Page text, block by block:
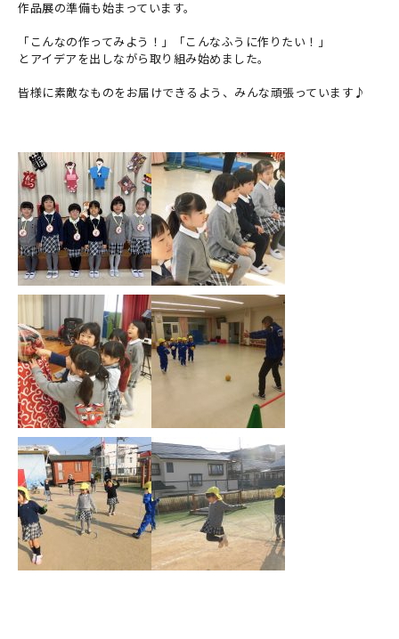
作品展の準備も始まっています。
「こんなの作ってみよう！」「こんなふうに作りたい！」
とアイデアを出しながら取り組み始めました。
皆様に素敵なものをお届けできるよう、みんな頑張っています♪